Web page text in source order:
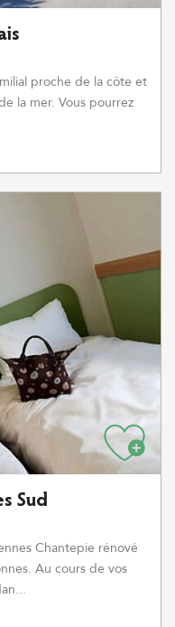
proche de la côte et
la mer. Vous pourrez
Sud
Chantepie rénové
Au cours de vos